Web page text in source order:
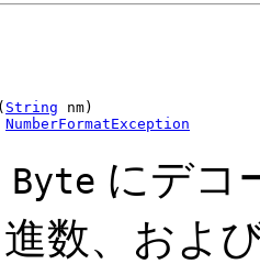
( String nm)
NumberFormatException
Byte にデコ
数、およ